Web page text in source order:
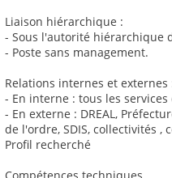
Liaison hiérarchique :
- Sous l'autorité hiérarchique
- Poste sans management.
Relations internes et externes
- En interne : tous les
- En externe : DREAL,
de l'ordre, SDIS, collectivités ,
Profil recherché